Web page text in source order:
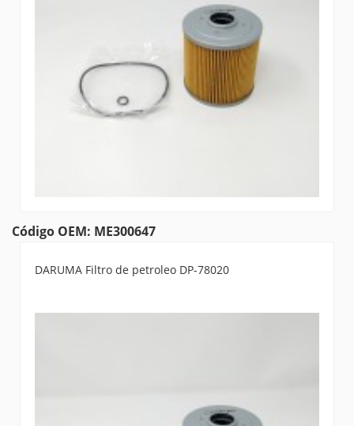
Código OEM: ME300647
DARUMA Filtro de petroleo DP-78020